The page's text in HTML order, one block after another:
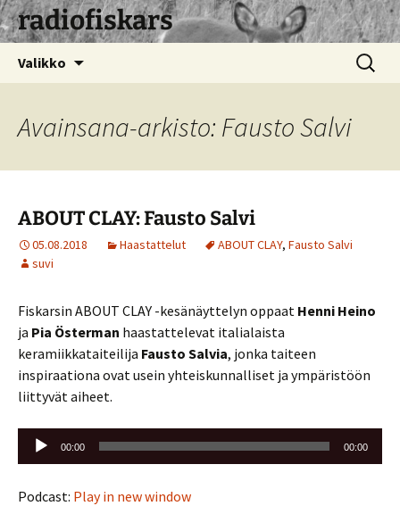
radiofiskars
Valikko Haku:
Avainsana-arkisto: Fausto Salvi
ABOUT CLAY: Fausto Salvi
05.08.2018 Haastattelut ABOUT CLAY, Fausto Salvi
suvi
Fiskarsin ABOUT CLAY -kesänäyttelyn oppaat Henni Heino
ja Pia Österman haastattelevat italialaista
keramiikkataiteilija Fausto Salvia, jonka taiteen
inspiraationa ovat usein yhteiskunnalliset ja ympäristöön
liittyvät aiheet.
Äänitoistin
00:00 00:00
Podcast: Play in new window